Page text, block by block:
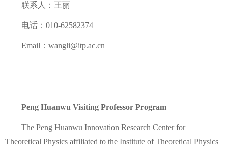
联系人：王丽
电话： 010-62582374
Email ： wangli@itp.ac.cn
Peng Huanwu Visiting Professor Program
The Peng Huanwu Innovation Research Center for
Theoretical Physics affiliated to the Institute of Theoretical Physics